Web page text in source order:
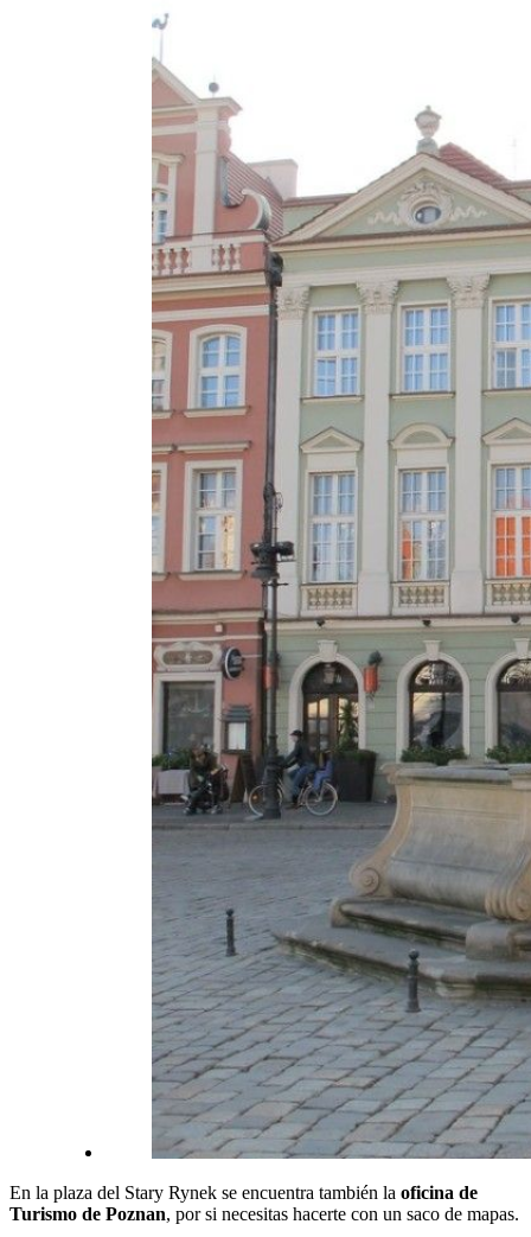
En la plaza del Stary Rynek se encuentra también la oficina de
Turismo de Poznan, por si necesitas hacerte con un saco de mapas.